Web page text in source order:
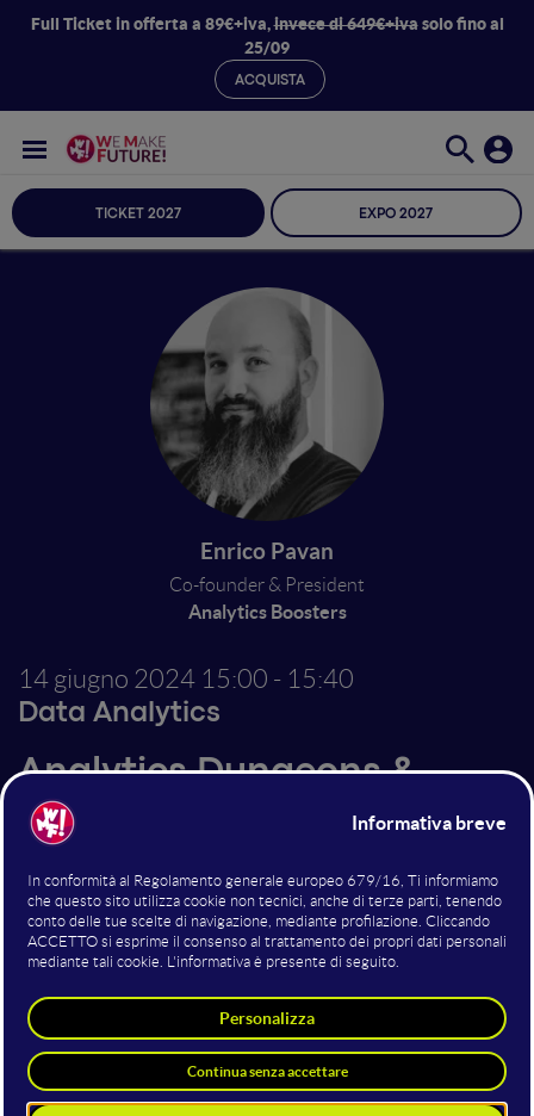
Full Ticket in offerta a 89€+iva,invece di 649€+ivasolo fino al
25/09
ACQUISTA
TICKET 2027 EXPO 2027
Enrico Pavan
Co-founder & President
Analytics Boosters
14 giugno 2024 15:00 - 15:40
Data Analytics
Analytics Dungeons &
Dragons: cast your dice!
Ovvero come evitare di cadere in trappole ed errori
dovuti a fattori aleatori come un lancio di dadi.. a
meno che non sia un "critico"! Durante lo speech
andremo ad analizzare le best practices dedicate alla
Cercheremo di evitare tranelli e trabocchetti comuni
per arrivare a sconfiggere la famigerata Consent.. ops
dungeons master!